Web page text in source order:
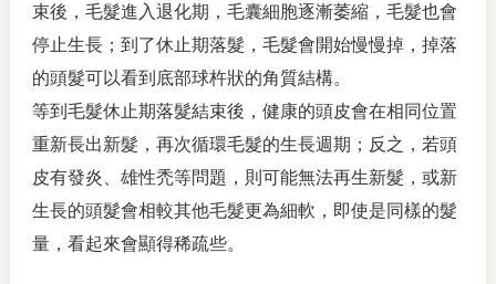
束後，毛髮進入退化期，毛囊細胞逐漸萎縮，毛髮也會
停止生長；到了休止期落髮，毛髮會開始慢慢掉，掉落
的頭髮可以看到底部球杵狀的角質結構。
等到毛髮休止期落髮結束後，健康的頭皮會在相同位置
重新長出新髮，再次循環毛髮的生長週期；反之，若頭
皮有發炎、雄性禿等問題，則可能無法再生新髮，或新
生長的頭髮會相較其他毛髮更為細軟，即使是同樣的髮
量，看起來會顯得稀疏些。